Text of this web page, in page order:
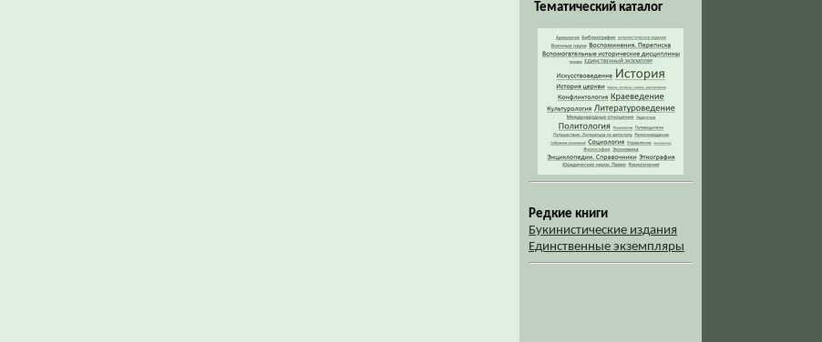
Тематический каталог
Редкие книги
Букинистические издания
Единственные экземпляры